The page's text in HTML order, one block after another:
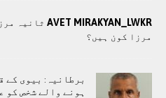
AVET MIRAKYAN_LWKR ثانیہ
مرزا کون ہیں؟
برطانیہ: بیوی کے
ہونے والے شخص کو